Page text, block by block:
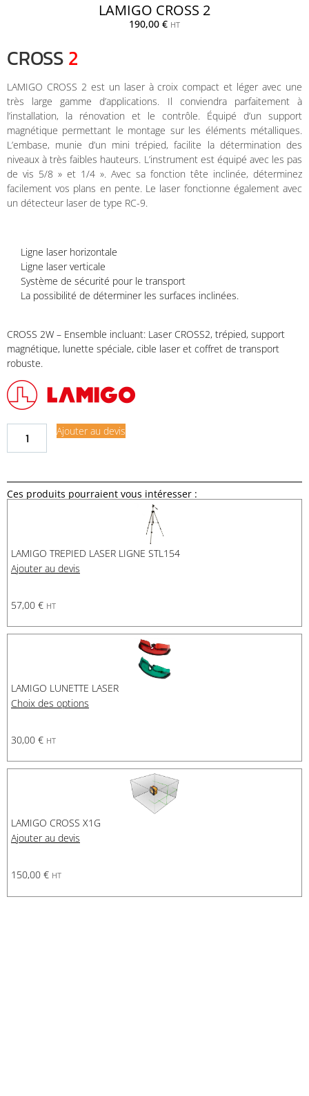
LAMIGO CROSS 2
190,00 € HT
CROSS2
LAMIGO CROSS 2 est un laser à croix compact et léger avec une
très large gamme d’applications. Il conviendra parfaitement à
l’installation, la rénovation et le contrôle. Équipé d’un support
magnétique permettant le montage sur les éléments métalliques.
L’embase, munie d’un mini trépied, facilite la détermination des
niveaux à très faibles hauteurs. L’instrument est équipé avec les pas
de vis 5/8 » et 1/4 ». Avec sa fonction tête inclinée, déterminez
facilement vos plans en pente. Le laser fonctionne également avec
un détecteur laser de type RC-9.
Ligne laser horizontale
Ligne laser verticale
Système de sécurité pour le transport
La possibilité de déterminer les surfaces inclinées.
CROSS 2W – Ensemble incluant: Laser CROSS2, trépied, support
magnétique, lunette spéciale, cible laser et coffret de transport
robuste.
Ajouter au devis
Ces produits pourraient vous intéresser :
LAMIGO TREPIED LASER LIGNE STL154
Ajouter au devis
57,00 € HT
LAMIGO LUNETTE LASER
Choix des options
30,00 € HT
LAMIGO CROSS X1G
Ajouter au devis
150,00 € HT